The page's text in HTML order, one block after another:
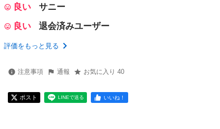
良い
サニー
良い
退会済みユーザー
評価をもっと見る
注意事項 通報 お気に入り 40
ポスト LINEで送る いいね！